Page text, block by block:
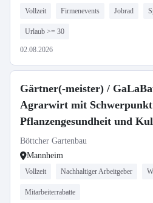
Vollzeit Firmenevents Jobrad
Urlaub >= 30
02.08.2026
Gärtner(-meister) /
Agrarwirt mit Schwerpunkt
Pflanzengesundheit und
(m/w/d)
Böttcher Gartenbau
Mannheim
Vollzeit Nachhaltiger Arbeitgeber
Mitarbeiterrabatte